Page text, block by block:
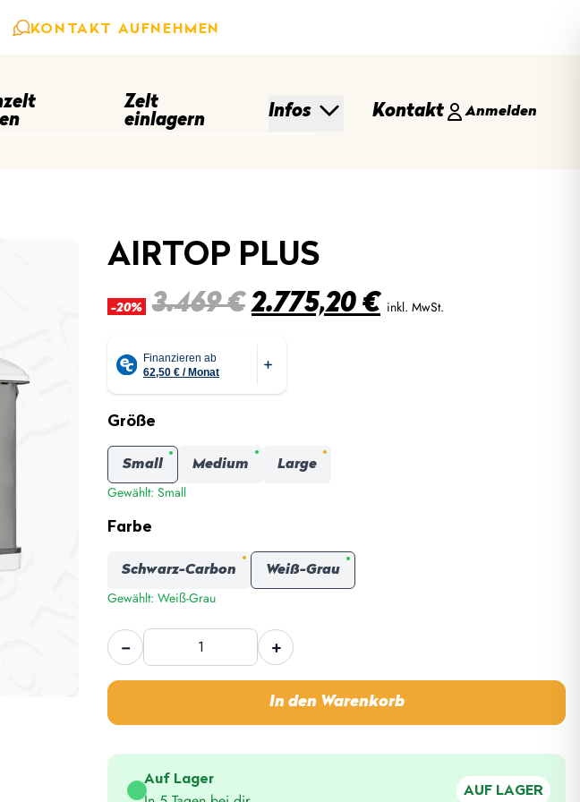
KONTAKT AUFNEHMEN
Zelt
einlagern
Infos Kontakt Anmelden
AIRTOP PLUS
-20% 3.469€Ursprünglicher
war:
3.469 €
2.775,20 €Aktueller
inkl. MwSt.
Größe
Small Medium Large
Gewählt: Small
Farbe
Schwarz-Carbon Weiß-Grau
Gewählt: Weiß-Grau
−
Airtop
Plus
Menge
+
In den Warenkorb
Auf Lager
AUF LAGER